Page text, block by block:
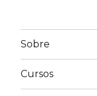
Sobre
Cursos